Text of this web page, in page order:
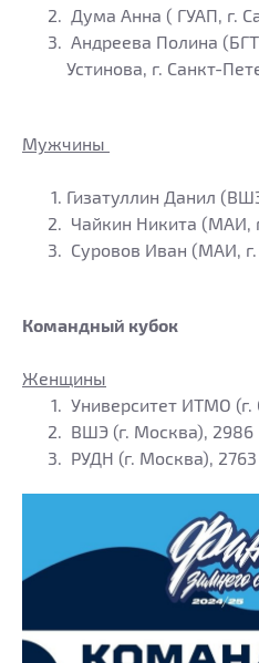
Дума Анна ( ГУАП, г.
Андреева Полина
Устинова, г. Санкт-
Мужчины
Гизатуллин Данил
Чайкин Никита (МАИ,
Суровов Иван (МАИ,
Командный кубок
Женщины
Университет ИТМО (г.
ВШЭ (г. Москва), 2986
РУДН (г. Москва), 2763